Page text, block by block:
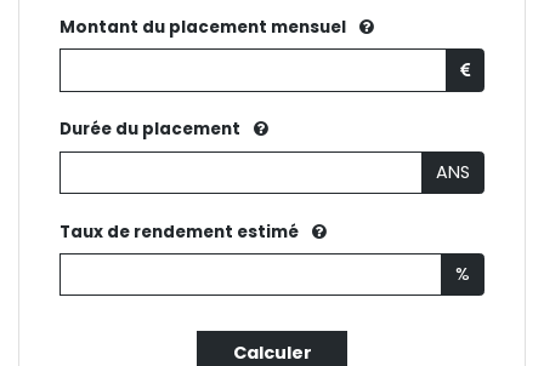
Montant du placement mensuel
Durée du placement
ANS
Taux de rendement estimé
%